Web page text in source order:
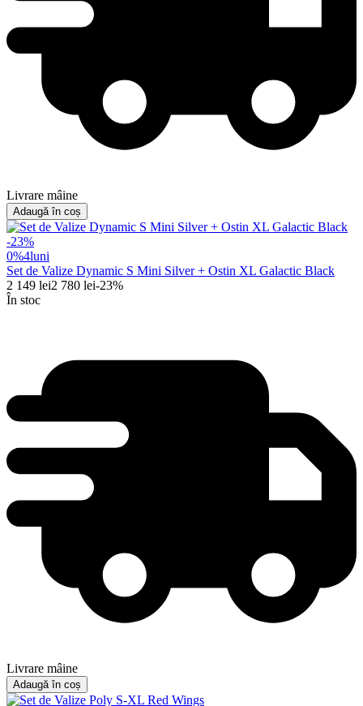
Livrare mâine
Adaugă în coș
-23%
0%4luni
Set de Valize Dynamic S Mini Silver + Ostin XL Galactic Black
2 149 lei2 780 lei-23%
În stoc
Livrare mâine
Adaugă în coș